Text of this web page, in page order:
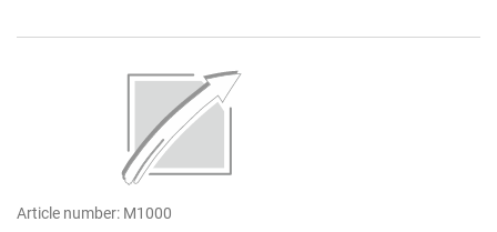
Article number: M1000